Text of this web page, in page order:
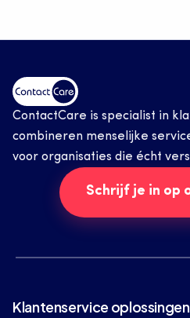
ContactCare is specialist in
combineren menselijke
voor organisaties die écht
Schrijf je in op
Klantenservice oplossingen